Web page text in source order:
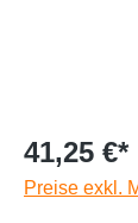
41,25 €*
Preise exkl.